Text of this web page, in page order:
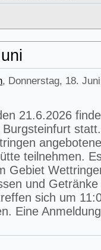
, Donnerstag, 18.
21.6.2026
teilnehmen.
Gebiet
und
sich um
Eine